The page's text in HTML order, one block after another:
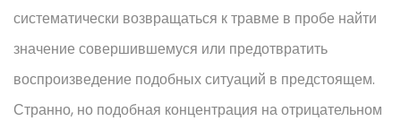
систематически возвращаться к травме в пробе найти
значение совершившемуся или предотвратить
воспроизведение подобных ситуаций в предстоящем.
Странно, но подобная концентрация на отрицательном